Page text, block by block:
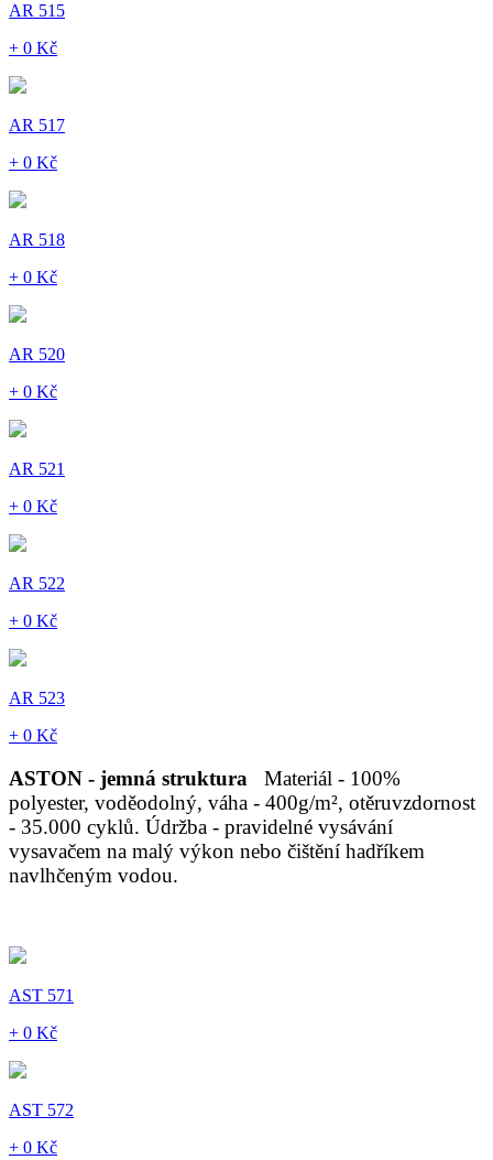
AR 515
+ 0 Kč
AR 517
+ 0 Kč
AR 518
+ 0 Kč
AR 520
+ 0 Kč
AR 521
+ 0 Kč
AR 522
+ 0 Kč
AR 523
+ 0 Kč
ASTON - jemná struktura
Materiál - 100%
polyester, voděodolný, váha - 400g/m², otěruvzdornost
- 35.000 cyklů. Údržba - pravidelné vysávání
vysavačem na malý výkon nebo čištění hadříkem
navlhčeným vodou.
AST 571
+ 0 Kč
AST 572
+ 0 Kč